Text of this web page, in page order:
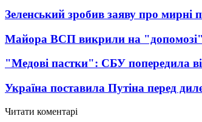
Зеленський зробив заяву про мирні
Майора ВСП викрили на
"Медові пастки": СБУ попередила
Україна поставила Путіна перед
Читати коментарі